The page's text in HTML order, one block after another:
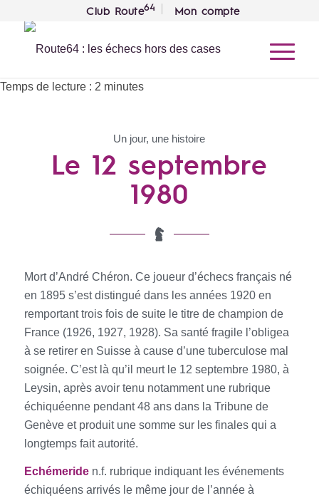
Club Route64 Mon compte
Temps de lecture : 2 minutes
Un jour, une histoire
Le 12 septembre
1980
Mort d’André Chéron. Ce joueur d’échecs français né
en 1895 s’est distingué dans les années 1920 en
remportant trois fois de suite le titre de champion de
France (1926, 1927, 1928). Sa santé fragile l’obligea
à se retirer en Suisse à cause d’une tuberculose mal
soignée. C’est là qu’il meurt le 12 septembre 1980, à
Leysin, après avoir tenu notamment une rubrique
échiquéenne pendant 48 ans dans la Tribune de
Genève et produit une somme sur les finales qui a
longtemps fait autorité.
Echémeriden.f. rubrique indiquant les événements
échiquéens arrivés le même jour de l’année à